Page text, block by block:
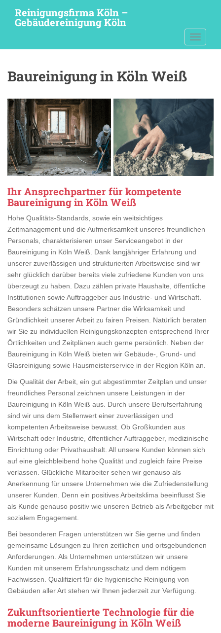
t
Reinigungsfirma Köln –
Gebäudereinigung Köln
Baureinigung in Köln Weiß
Ihr Ansprechpartner für kompetente
Baureinigung in Köln Weiß
Hohe Qualitäts-Standards, sowie ein weitsichtiges
Zeitmanagement und die Aufmerksamkeit unseres freundlichen
Personals, charakterisieren unser Serviceangebot in der
Baureinigung in Köln Weiß. Dank langjähriger Erfahrung und
unserer zuverlässigen und strukturierten Arbeitsweise sind wir
sehr glücklich darüber bereits viele zufriedene Kunden von uns
überzeugt zu haben. Dazu zählen private Haushalte, öffentliche
Institutionen sowie Auftraggeber aus Industrie- und Wirtschaft.
Besonders schätzen unsere Partner die Wirksamkeit und
Gründlichkeit unserer Arbeit zu fairen Preisen. Natürlich beraten
wir Sie zu individuellen Reinigungskonzepten entsprechend Ihrer
Örtlichkeiten und Zeitplänen auch gerne persönlich. Neben der
Baureinigung in Köln Weiß bieten wir Gebäude-, Grund- und
Glasreinigung sowie Hausmeisterservice in der Region Köln an.
Die Qualität der Arbeit, ein gut abgestimmter Zeitplan und unser
freundliches Personal zeichnen unsere Leistungen in der
Baureinigung in Köln Weiß aus. Durch unsere Berufserfahrung
sind wir uns dem Stellenwert einer zuverlässigen und
kompetenten Arbeitsweise bewusst. Ob Großkunden aus
Wirtschaft oder Industrie, öffentlicher Auftraggeber, medizinische
Einrichtung oder Privathaushalt. All unsere Kunden können sich
auf eine gleichbleibend hohe Qualität und zugleich faire Preise
verlassen. Glückliche Mitarbeiter sehen wir genauso als
Anerkennung für unsere Unternehmen wie die Zufriedenstellung
unserer Kunden. Denn ein positives Arbeitsklima beeinflusst Sie
als Kunde genauso positiv wie unseren Betrieb als Arbeitgeber mit
sozialem Engagement.
Bei besonderen Fragen unterstützen wir Sie gerne und finden
gemeinsame Lösungen zu Ihren zeitlichen und ortsgebundenen
Anforderungen. Als Unternehmen unterstützen wir unsere
Kunden mit unserem Erfahrungsschatz und dem nötigem
Fachwissen. Qualifiziert für die hygienische Reinigung von
Gebäuden aller Art stehen wir Ihnen jederzeit zur Verfügung.
Zukunftsorientierte Technologie für die
moderne Baureinigung in Köln Weiß